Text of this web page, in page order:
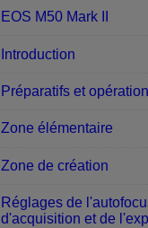
EOS M50 Mark II
Introduction
Préparatifs et
Zone élémentaire
Zone de création
Réglages de
d'acquisition et de